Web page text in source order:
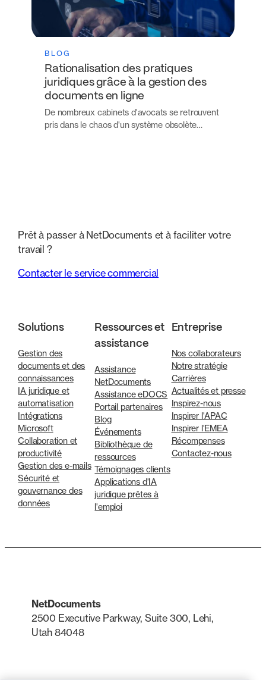
BLOG
Rationalisation des pratiques
juridiques grâce à la gestion des
documents en ligne
De nombreux cabinets d'avocats se retrouvent
pris dans le chaos d'un système obsolète…
Prêt à passer à NetDocuments et à faciliter votre
travail ?
Contacter le service commercial
Solutions
Gestion des
documents et des
connaissances
IA juridique et
automatisation
Intégrations
Microsoft
Collaboration et
productivité
Gestion des e-mails
Sécurité et
gouvernance des
données
Ressources et
assistance
Assistance
NetDocuments
Assistance eDOCS
Portail partenaires
Blog
Événements
Bibliothèque de
ressources
Témoignages clients
Applications d'IA
juridique prêtes à
l'emploi
Entreprise
Nos collaborateurs
Notre stratégie
Carrières
Actualités et presse
Inspirez-nous
Inspirer l'APAC
Inspirer l'EMEA
Récompenses
Contactez-nous
NetDocuments
2500 Executive Parkway, Suite 300, Lehi,
Utah 84048